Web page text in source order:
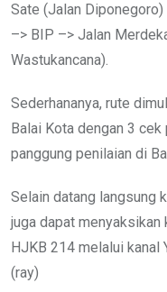
Sate (Jalan
–> BIP –> Jalan
Wastukancana).
Sederhananya, rute
Balai Kota dengan 3 cek
panggung penilaian di
Selain datang langsung
juga dapat menyaksikan
HJKB 214 melalui kanal
(ray)